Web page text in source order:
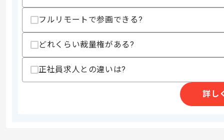
精算・お支払い
精算条件
有
精算基準時間
支払いサイト
商談回数
2回
フルリモートで参画できる?
どれくらい裁量権がある?
正社員求人との違いは?
詳し